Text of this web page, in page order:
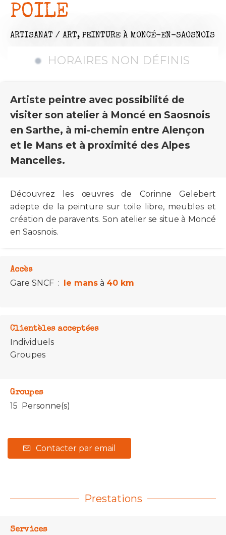
POILE
ARTISANAT / ART, PEINTURE À MONCÉ-EN-SAOSNOIS
HORAIRES NON DÉFINIS
Artiste peintre avec possibilité de
visiter son atelier à Moncé en Saosnois
en Sarthe, à mi-chemin entre Alençon
et le Mans et à proximité des Alpes
Mancelles.
Découvrez les œuvres de Corinne Gelebert
adepte de la peinture sur toile libre, meubles et
création de paravents. Son atelier se situe à Moncé
en Saosnois.
Accès
Gare SNCF : le mans à 40 km
Clientèles acceptées
Individuels
Groupes
Groupes
15 Personne(s)
Contacter par email
Prestations
Services